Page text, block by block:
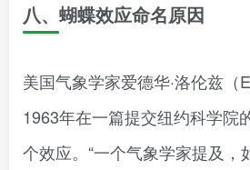
八、蝴蝶效应命名原因
美国气象学家爱德华·洛伦兹（
1963年在一篇提交纽约科学院
个效应。“一个气象学家提及，